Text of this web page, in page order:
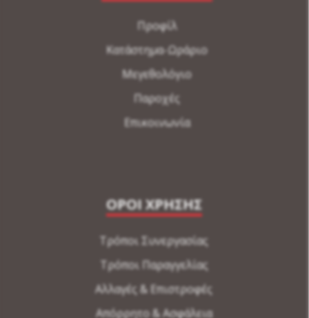
Προφίλ
Κατάστημα-Ωράριο
Μεγεθολόγιο
Παροχές
Επικοινωνία
ΟΡΟΙ ΧΡΗΣΗΣ
Τρόποι Συνεργασίας
Τρόποι Παραγγελίας
Αλλαγές & Επιστροφές
Απόρρητο & Ασφάλεια